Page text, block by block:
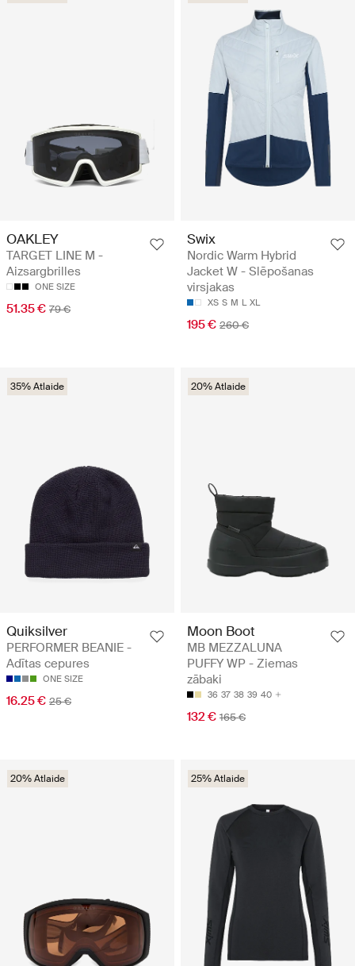
OAKLEY
TARGET LINE M -
Aizsargbrilles
ONE SIZE
51.35 € 79 €
Swix
Nordic Warm Hybrid
Jacket W - Slēpošanas
virsjakas
XS S M L XL
195 € 260 €
35% Atlaide
Quiksilver
PERFORMER BEANIE -
Adītas cepures
ONE SIZE
16.25 € 25 €
20% Atlaide
Moon Boot
MB MEZZALUNA
PUFFY WP - Ziemas
zābaki
36 37 38 39 40
132 € 165 €
20% Atlaide 25% Atlaide